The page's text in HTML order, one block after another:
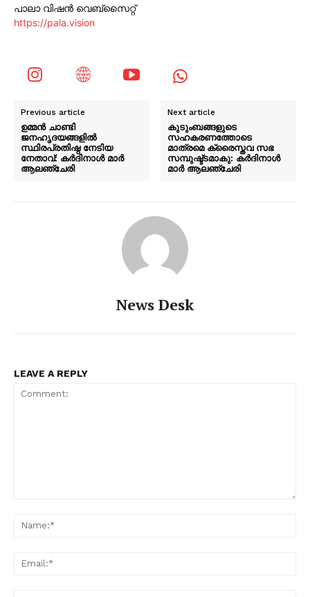
പാലാ വിഷൻ വെബ്സൈറ്റ്
https://pala.vision
Previous article
ഉമ്മൻ ചാണ്ടി
ജനഹൃദയങ്ങളിൽ
സ്ഥിരപ്രതിഷ്ഠ നേടിയ
നേതാവ്: കർദിനാൾ മാർ
ആലഞ്ചേരി
Next article
കുടുംബങ്ങളുടെ
സഹകരണത്തോടെ
മാത്രമെ ക്രൈസ്തവ സഭ
സമ്പുഷ്ട്ടമാകു: കർദിനാൾ
മാർ ആലഞ്ചേരി
News Desk
LEAVE A REPLY